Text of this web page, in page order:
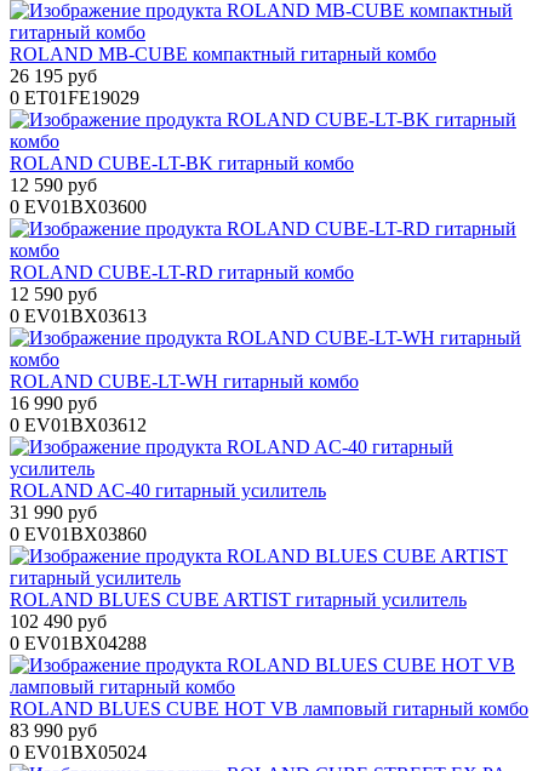
ROLAND MB-CUBE компактный гитарный комбо
26 195 руб
0 ET01FE19029
ROLAND CUBE-LT-BK гитарный комбо
12 590 руб
0 EV01BX03600
ROLAND CUBE-LT-RD гитарный комбо
12 590 руб
0 EV01BX03613
ROLAND CUBE-LT-WH гитарный комбо
16 990 руб
0 EV01BX03612
ROLAND AC-40 гитарный усилитель
31 990 руб
0 EV01BX03860
ROLAND BLUES CUBE ARTIST гитарный усилитель
102 490 руб
0 EV01BX04288
ROLAND BLUES CUBE HOT VB ламповый гитарный комбо
83 990 руб
0 EV01BX05024